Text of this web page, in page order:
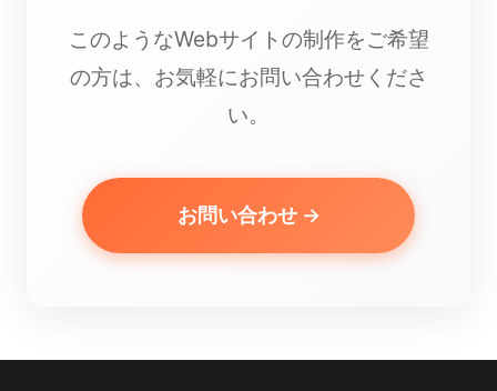
このようなWebサイトの制作をご希望
の方は、お気軽にお問い合わせくださ
い。
お問い合わせ →